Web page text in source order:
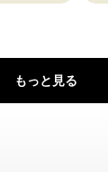
もっと見る